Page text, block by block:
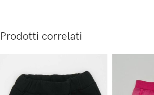
Prodotti correlati